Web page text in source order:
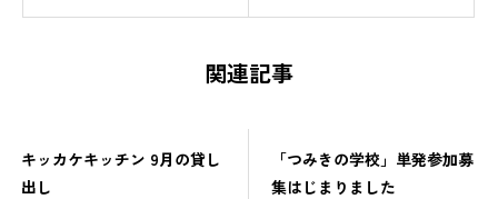
関連記事
「つみきの学校」単発参加募
集はじまりました
つみきの学校番外編「ローカ
ルではじめる／ローカルでつ